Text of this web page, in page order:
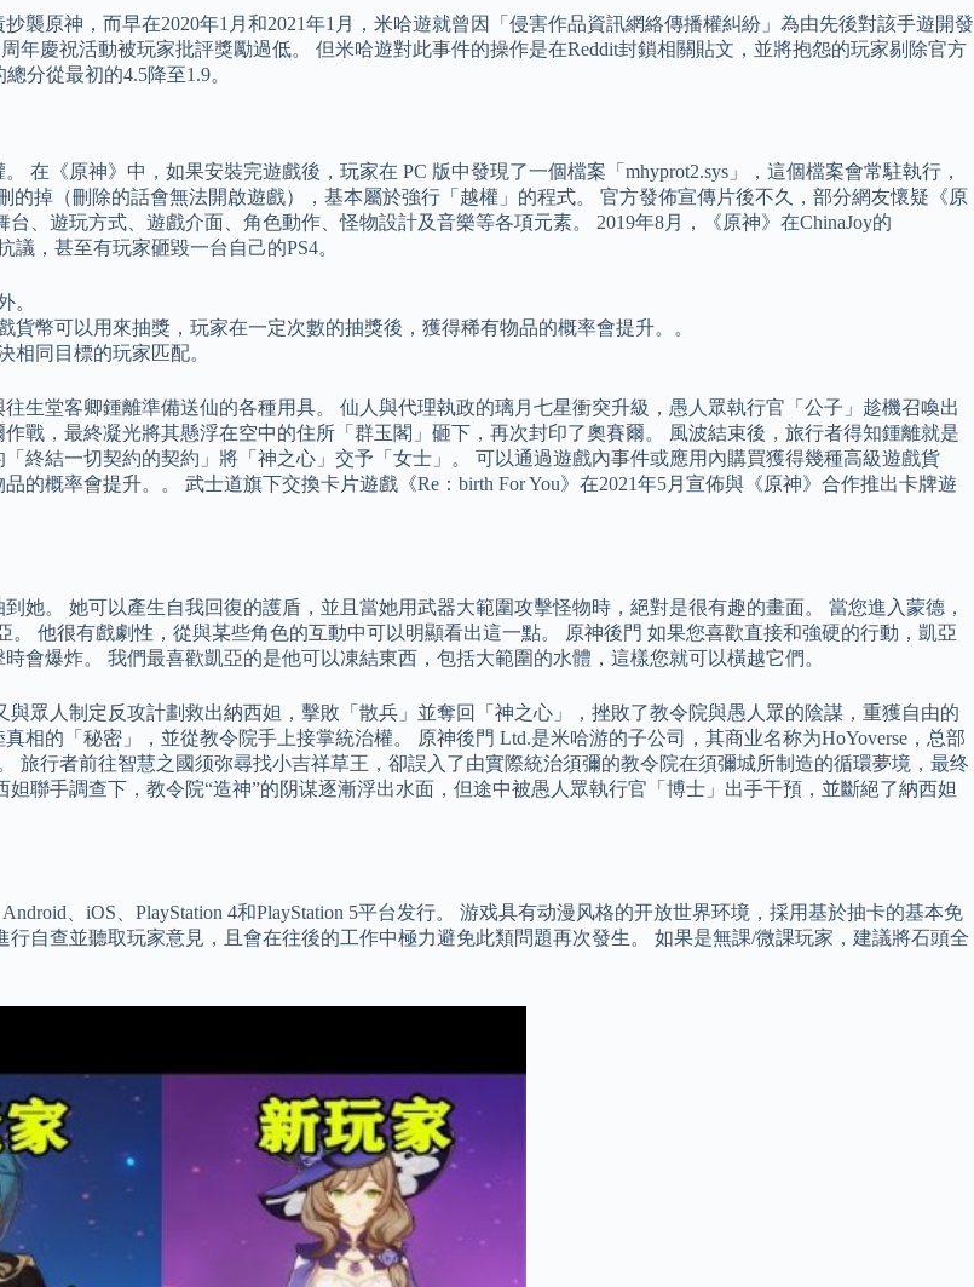
襲原神，而早在2020年1月和2021年1月，米哈遊就曾因「侵害作品資訊網絡傳播權糾紛」為由先後對該手遊開發
年慶祝活動被玩家批評獎勵過低。 但米哈遊對此事件的操作是在Reddit封鎖相關貼文，並將抱怨的玩家剔除官方
分從最初的4.5降至1.9。
在《原神》中，如果安裝完遊戲後，玩家在 PC 版中發現了一個檔案「mhyprot2.sys」，這個檔案會常駐執行，
掉（刪除的話會無法開啟遊戲），基本屬於強行「越權」的程式。 官方發佈宣傳片後不久，部分網友懷疑《原
、遊玩方式、遊戲介面、角色動作、怪物設計及音樂等各項元素。 2019年8月，《原神》在ChinaJoy的
，甚至有玩家砸毀一台自己的PS4。
。
幣可以用來抽獎，玩家在一定次數的抽獎後，獲得稀有物品的概率會提升。。
相同目標的玩家匹配。
生堂客卿鍾離準備送仙的各種用具。 仙人與代理執政的璃月七星衝突升級，愚人眾執行官「公子」趁機召喚出
戰，最終凝光將其懸浮在空中的住所「群玉閣」砸下，再次封印了奧賽爾。 風波結束後，旅行者得知鍾離就是
終結一切契約的契約」將「神之心」交予「女士」。 可以通過遊戲內事件或應用內購買獲得幾種高級遊戲貨
概率會提升。。 武士道旗下交換卡片遊戲《Re：birth For You》在2021年5月宣佈與《原神》合作推出卡牌遊
她。 她可以產生自我回復的護盾，並且當她用武器大範圍攻擊怪物時，絕對是很有趣的畫面。 當您進入蒙德，
他很有戲劇性，從與某些角色的互動中可以明顯看出這一點。 原神後門 如果您喜歡直接和強硬的行動，凱亞
會爆炸。 我們最喜歡凱亞的是他可以凍結東西，包括大範圍的水體，這樣您就可以橫越它們。
眾人制定反攻計劃救出納西妲，擊敗「散兵」並奪回「神之心」，挫敗了教令院與愚人眾的陰謀，重獲自由的
相的「秘密」，並從教令院手上接掌統治權。 原神後門 Ltd.是米哈游的子公司，其商业名称为HoYoverse，总部
旅行者前往智慧之國须弥尋找小吉祥草王，卻誤入了由實際統治須彌的教令院在須彌城所制造的循環夢境，最终
聯手調查下，教令院“造神”的阴谋逐漸浮出水面，但途中被愚人眾執行官「博士」出手干預，並斷絕了納西妲
、iOS、PlayStation 4和PlayStation 5平台发行。 游戏具有动漫风格的开放世界环境，採用基於抽卡的基本免
自查並聽取玩家意見，且會在往後的工作中極力避免此類問題再次發生。 如果是無課/微課玩家，建議將石頭全